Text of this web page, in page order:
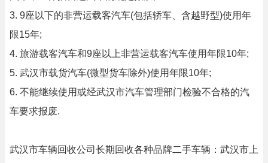
3. 9座以下的非营运载客汽车(包括轿车、含越野型)使用年
限15年;
4. 旅游载客汽车和9座以上非营运载客汽车使用年限10年;
5. 武汉市载货汽车(微型货车除外)使用年限10年;
6. 不能继续使用或经武汉市汽车管理部门检验不合格的汽
车要求报废.
武汉市车辆回收公司长期回收各种品牌二手车辆：武汉市上